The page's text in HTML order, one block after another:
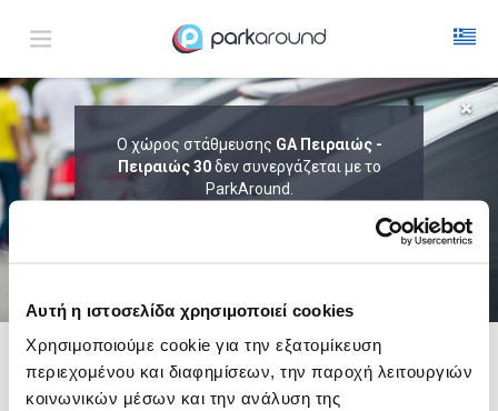
Αυτή η ιστοσελίδα χρησιμοποιεί cookies
Χρησιμοποιούμε cookie για την εξατομίκευση
περιεχομένου και διαφημίσεων, την παροχή λειτουργιών
κοινωνικών μέσων και την ανάλυση της
Ο χώρος στάθμευσης GA Πειραιώς -
Πειραιώς 30δεν συνεργάζεται με το
ParkAround.
ΤΟ PARKAROUND ΕΠΕΚΤΕΙΝΕΙ ΣΥΝΕΧΩΣ
Δες τώρα τα parking στο χάρτη και σύγκρινετιμή
καιαπόσταση
ΑΠΟΤΕΛΕΣΜΑΤΑ ΓΙΑ:
ΑΦΙΞΗ Πεμ 06 Αυγ 22:45 ΔΙΑΡΚΕΙΑ